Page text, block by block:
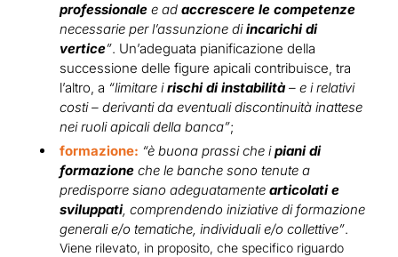
professionale e ad accrescere le competenze
necessarie per l’assunzione diincarichi di
vertice”. Un’adeguata pianificazione della
successione delle figure apicali contribuisce, tra
l’altro, a “limitare irischi di instabilità – e i relativi
costi – derivanti da eventuali discontinuità inattese
nei ruoli apicali della banca”;
formazione: “è buona prassi che ipiani di
formazione che le banche sono tenute a
predisporre siano adeguatamente articolati e
sviluppati, comprendendo iniziative di formazione
generali e/o tematiche, individuali e/o collettive”.
Viene rilevato, in proposito, che specifico riguardo